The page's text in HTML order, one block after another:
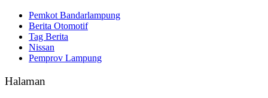
Pemkot Bandarlampung
Berita Otomotif
Tag Berita
Nissan
Pemprov Lampung
Halaman